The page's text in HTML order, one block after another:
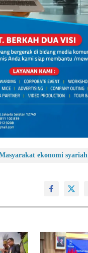
ekonomi syariah